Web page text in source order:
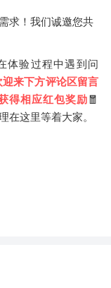
求！我们诚邀您共
体验过程中遇到问
迎来下方评论区留言
得相应红包奖励 🧧
在这里等着大家。